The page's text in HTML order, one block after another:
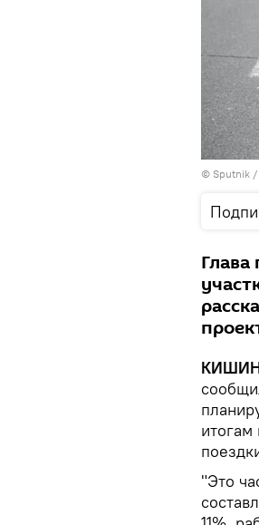
© Sputnik /
Глава
итогам
"Это